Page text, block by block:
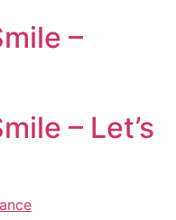
–
– Let’s